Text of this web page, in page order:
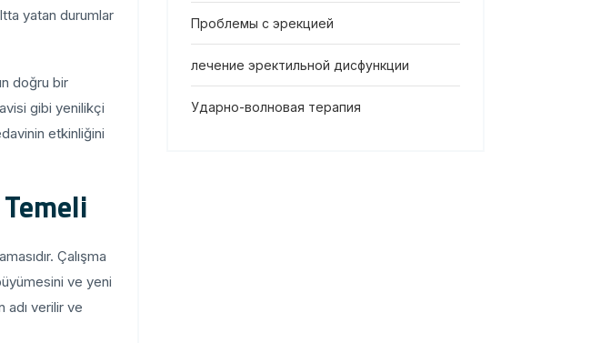
yatan durumlar
doğru bir
gibi yenilikçi
etkinliğini
Çalışma
ve yeni
adı verilir ve
Проблемы с эрекцией
лечение эректильной дисфункции
Ударно-волновая терапия